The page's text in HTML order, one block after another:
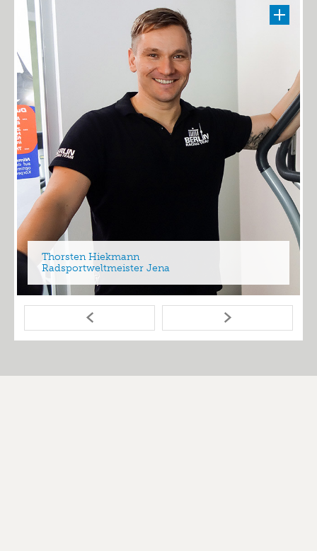
Thorsten Hiekmann
Radsportweltmeister Jena